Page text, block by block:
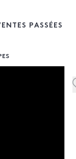
PASSÉES